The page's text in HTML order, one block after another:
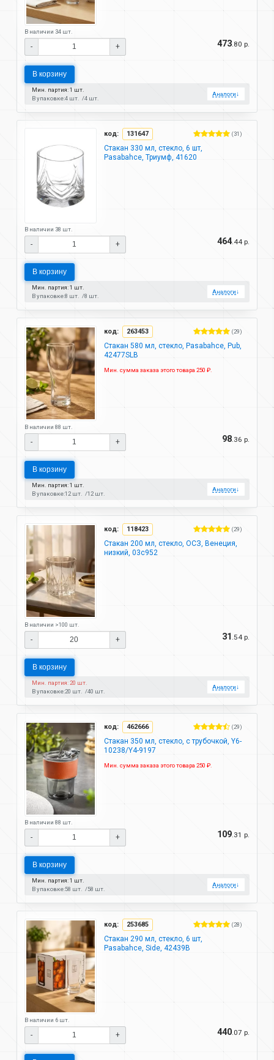
В наличии 34 шт.
- + 473.80 р.
В корзину
Мин. партия: 1 шт.
В упаковке:4 шт. 4 шт.
Аналоги↓
код: 131647 (31)
Стакан 330 мл, стекло, 6 шт,
Pasabahce, Триумф, 41620
В наличии 38 шт.
- + 464.44 р.
В корзину
Мин. партия: 1 шт.
В упаковке:8 шт. 8 шт.
Аналоги↓
код: 263453 (29)
Стакан 580 мл, стекло, Pasabahce, Pub,
42477SLB
Мин. сумма заказа этого товара 250 ₽.
В наличии 88 шт.
- + 98.36 р.
В корзину
Мин. партия: 1 шт.
В упаковке:12 шт. 12 шт.
Аналоги↓
код: 118423 (29)
Стакан 200 мл, стекло, ОСЗ, Венеция,
низкий, 03с952
В наличии >100 шт.
- + 31 .54 р.
В корзину
Мин. партия: 20 шт.
В упаковке:20 шт. 40 шт.
Аналоги↓
код: 462666 (29)
Стакан 350 мл, стекло, с трубочкой, Y6-
10238/Y4-9197
Мин. сумма заказа этого товара 250 ₽.
В наличии 88 шт.
- + 109.31 р.
В корзину
Мин. партия: 1 шт.
В упаковке:58 шт. 58 шт.
Аналоги↓
код: 253685 (28)
Стакан 290 мл, стекло, 6 шт,
Pasabahce, Side, 42439B
В наличии 6 шт.
- + 440.07 р.